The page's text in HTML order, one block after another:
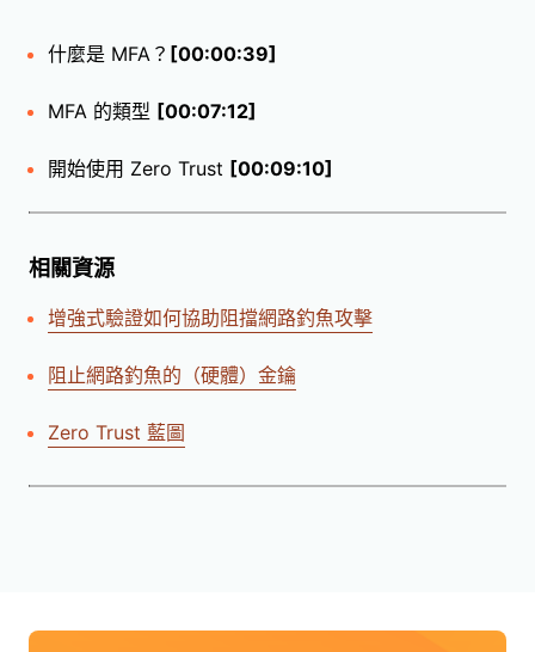
什麼是 MFA？ [00:00:39]
MFA 的類型 [00:07:12]
開始使用 Zero Trust [00:09:10]
相關資源
增強式驗證如何協助阻擋網路釣魚攻擊
阻止網路釣魚的（硬體）金鑰
Zero Trust 藍圖